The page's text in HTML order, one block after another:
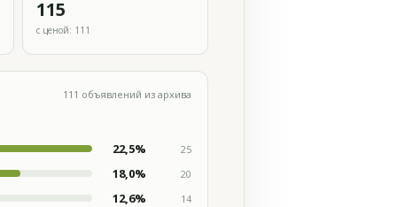
115
с ценой: 111
111 объявлений из архива
22,5%
25
18,0%
20
12,6%
14